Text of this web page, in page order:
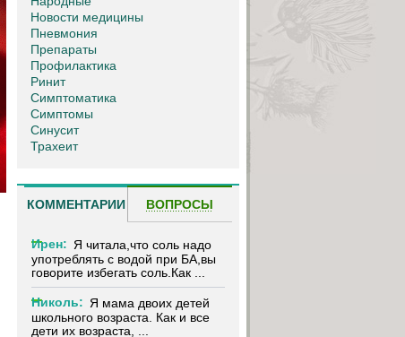
Новости медицины
Пневмония
Препараты
Профилактика
Ринит
Симптоматика
Симптомы
Синусит
Трахеит
КОММЕНТАРИИ ВОПРОСЫ
Ирен: Я читала,что соль надо
употреблять с водой при БА,вы
говорите избегать соль.Как ...
Николь: Я мама двоих детей
школьного возраста. Как и все
дети их возраста, ...